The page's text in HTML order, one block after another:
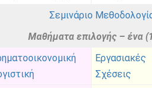
Σεμινάριο
Μαθήματα επιλογής – ένα
Εργασιακές
Σχέσεις